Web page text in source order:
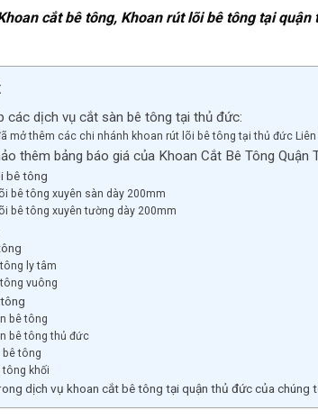
cắt bê tông, Khoan rút lõi bê tông tại
các dịch vụ cắt sàn bê tông tại thủ đức:
mở thêm các chi nhánh khoan rút lõi bê tông tại thủ đức Liên
thêm bảng báo giá của Khoan Cắt Bê Tông Quận
bê tông
bê tông xuyên sàn dày 200mm
bê tông xuyên tường dày 200mm
ly tâm
vuông
bê tông
bê tông thủ đức
bê tông
khối
dịch vụ khoan cắt bê tông tại quận thủ đức của chúng